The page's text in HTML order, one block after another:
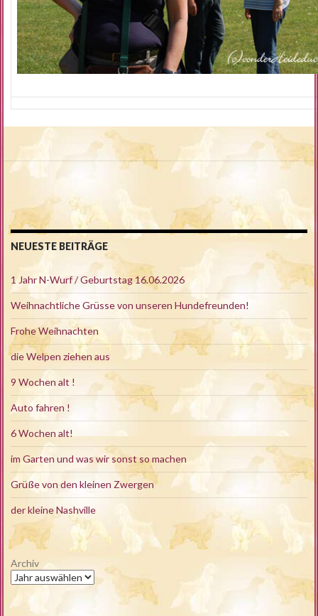
NEUESTE BEITRÄGE
1 Jahr N-Wurf / Geburtstag 16.06.2026
Weihnachtliche Grüsse von unseren Hundefreunden!
Frohe Weihnachten
die Welpen ziehen aus
9 Wochen alt !
Auto fahren !
6 Wochen alt!
im Garten und was wir sonst so machen
Grüße von den kleinen Zwergen
der kleine Nashville
Archiv